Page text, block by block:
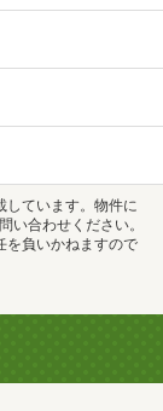
しています。物件に
い合わせください。
を負いかねますので